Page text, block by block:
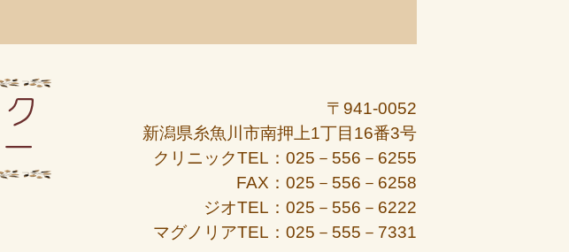
〒941-0052
新潟県糸魚川市南押上1丁目16番3号
クリニックTEL：025－556－6255
FAX：025－556－6258
ジオTEL：025－556－6222
マグノリアTEL：025－555－7331